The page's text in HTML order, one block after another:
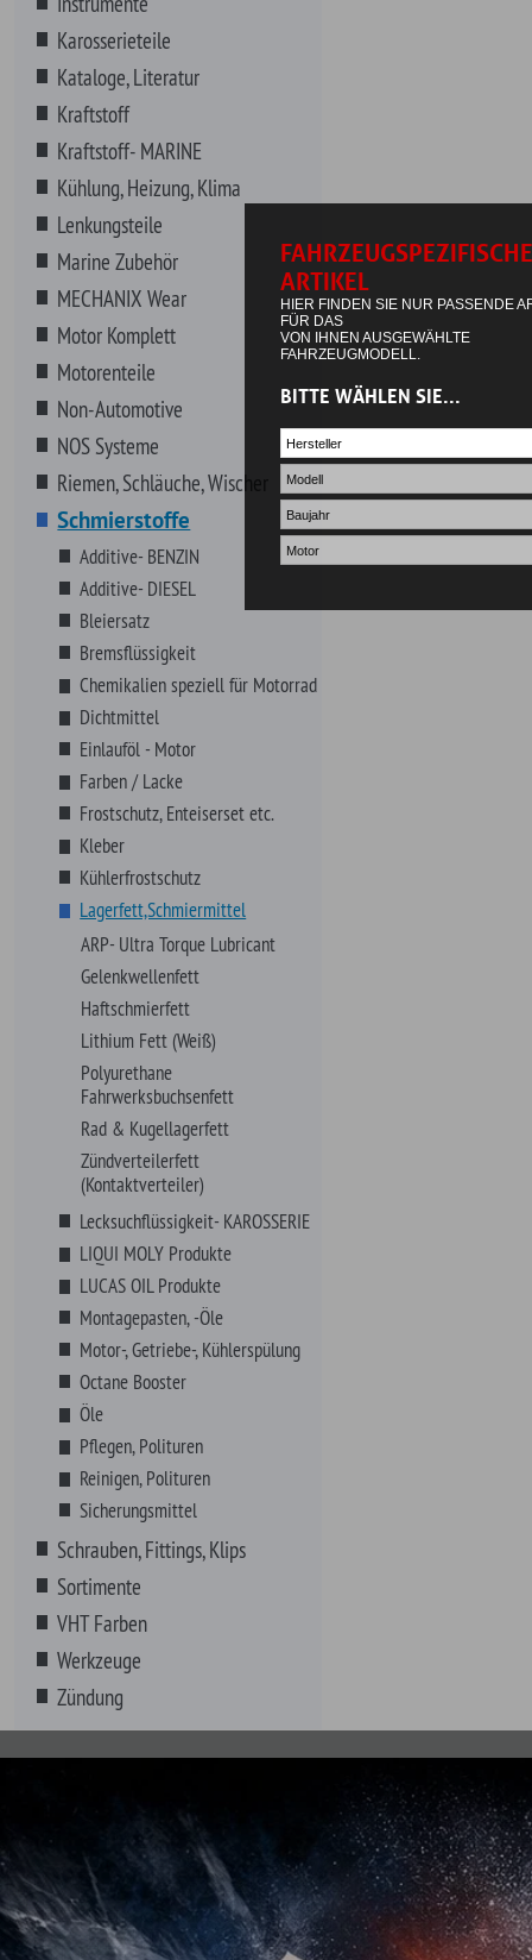
Marine Zubehör
MECHANIX Wear
Motor Komplett
Motorenteile
Non-Automotive
NOS Systeme
Riemen, Schläuche, Wischer
Schmierstoffe
Additive- DIESEL
Bleiersatz
Bremsflüssigkeit
Dichtmittel
Einlauföl - Motor
Farben / Lacke
Frostschutz, Enteiserset etc.
Kleber
Kühlerfrostschutz
Lagerfett,Schmiermittel
ARP- Ultra Torque Lubricant
Haftschmierfett
Lithium Fett (Weiß)
Polyurethane
Fahrwerksbuchsenfett
Zündverteilerfett
(Kontaktverteiler)
Lecksuchflüssigkeit- KAROSSERIE
LIQUI MOLY Produkte
LUCAS OIL Produkte
Montagepasten, -Öle
Motor-, Getriebe-, Kühlerspülung
Octane Booster
Öle
Pflegen, Polituren
Reinigen, Polituren
Sicherungsmittel
Schrauben, Fittings, Klips
Sortimente
VHT Farben
Werkzeuge
Zündung